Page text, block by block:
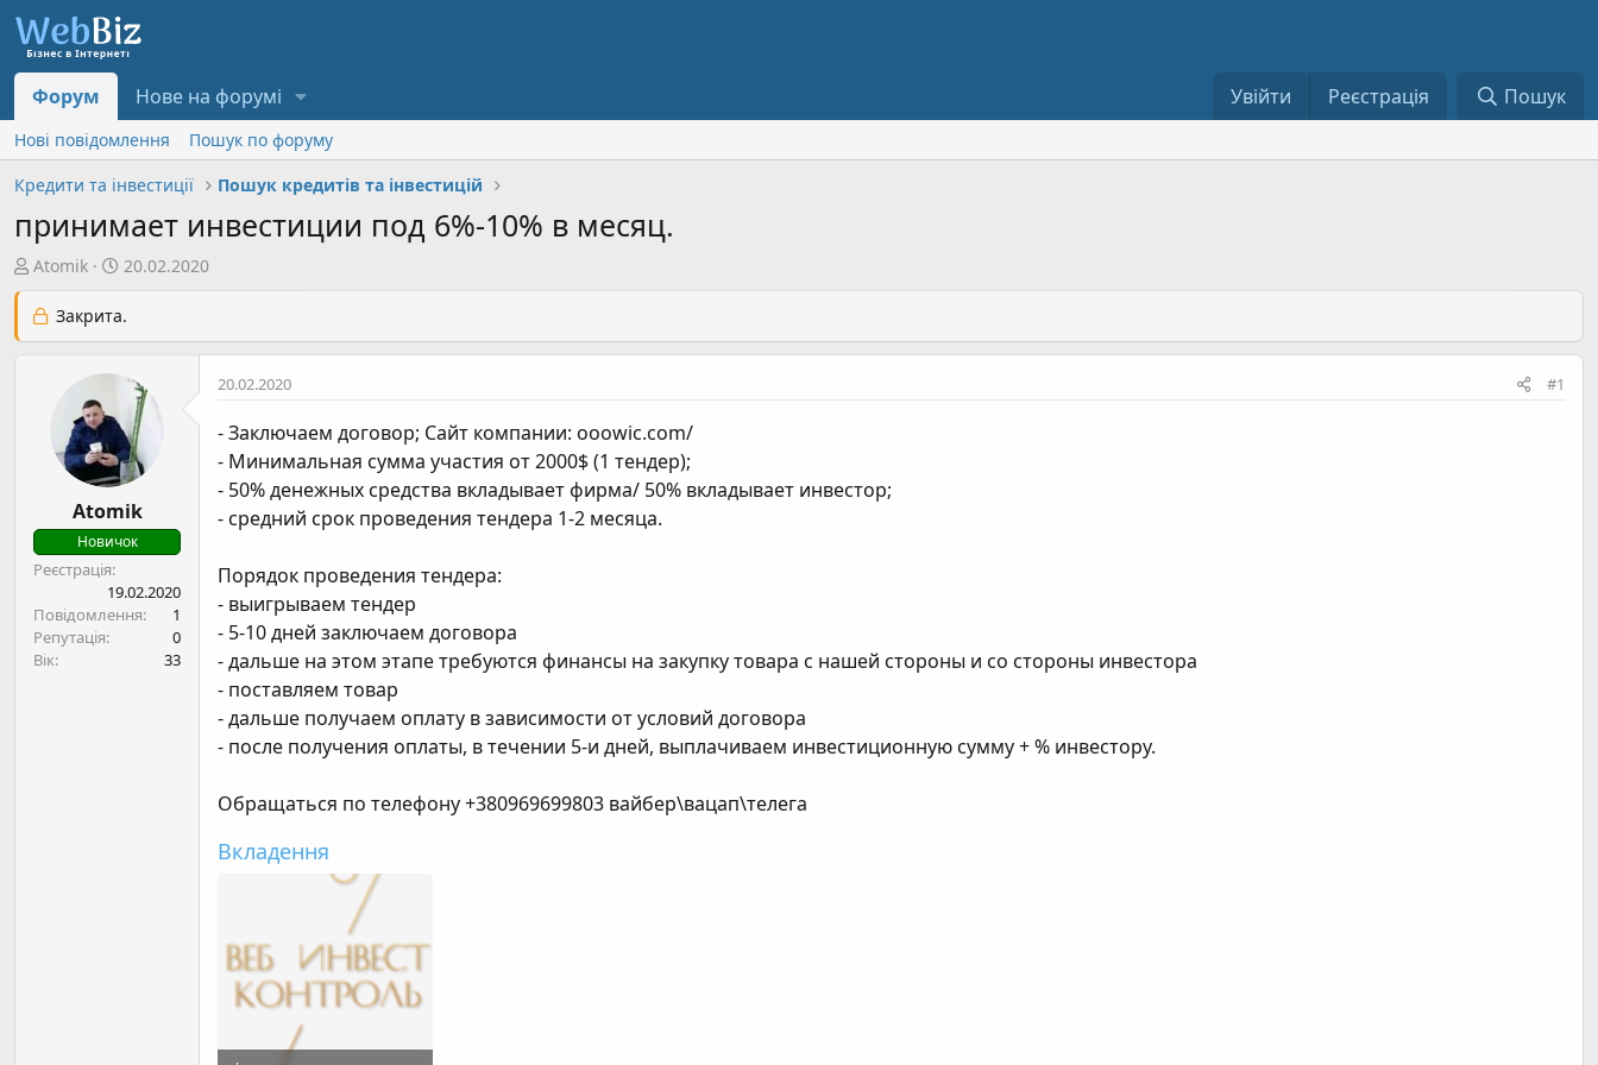
Форум Нове на форумі Увійти Реєстрація Пошук
Нові повідомлення
Пошук по форуму
Кредити та інвестиції
Пошук кредитів та інвестицій
принимает инвестиции под 6%-10% в месяц.
А
т
о
Atomik
Д
т
а
т
о
р
е
н
н
20.02.2020
Закрита.
Atomik
Новичок
Реєстрація
19.02.2020
Повідомлення
1
Репутація
0
Вік
33
20.02.2020 #1
- Заключаем договор; Сайт компании: ooowic.com/
- Минимальная сумма участия от 2000$ (1 тендер);
- 50% денежных средства вкладывает фирма/ 50% вкладывает инвестор;
- средний срок проведения тендера 1-2 месяца.
Порядок проведения тендера:
- выигрываем тендер
- 5-10 дней заключаем договора
- дальше на этом этапе требуются финансы на закупку товара с нашей стороны и со стороны инвестора
- поставляем товар
- дальше получаем оплату в зависимости от условий договора
- после получения оплаты, в течении 5-и дней, выплачиваем инвестиционную сумму + % инвестору.
Обращаться по телефону +380969699803 вайбер\вацап\телега
Вкладення